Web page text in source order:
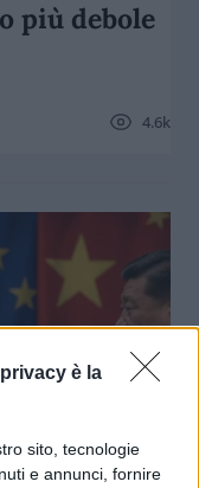
è la
sito, tecnologie
e annunci, fornire
più debole
4.6k